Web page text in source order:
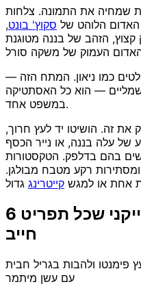
שמחיה את התמונה. צלחות
האדום הלוהט של סקוץ' בונט,
קצוץ, הזהב של בננה מטוגנת
כמו ניאון. המתח הזה —
— הוא כל האסתטיקה
במשפט אחד.
זה. הושיטו יד לעץ חרוך,
של עלה בננה, או נייר הכסף
בהם בדלפק. הטקסטורות
רקע מטבח מבולגן.
אחת או למגש קייטרינג
6 צילומי האוכל הג'מייקני שכל תפריט
חייב
פימנטו ולהבות בגריל חבית
עם עשן מיתמר